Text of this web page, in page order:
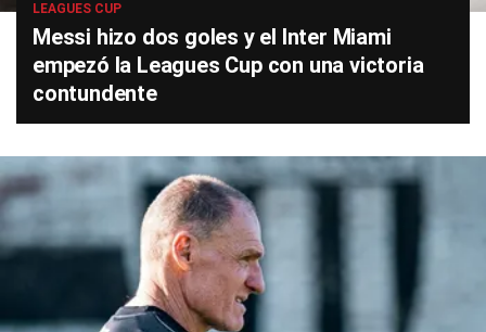
LEAGUES CUP
Messi hizo dos goles y el Inter Miami
empezó la Leagues Cup con una victoria
contundente